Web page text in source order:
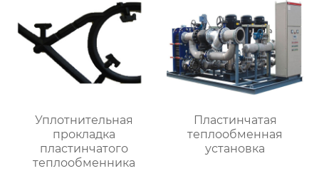
Уплотнительная
прокладка
пластинчатого
теплообменника
Пластинчатая
теплообменная
установка